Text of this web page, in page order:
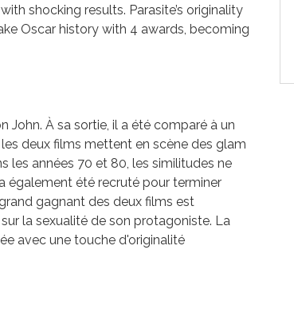
shocking results. Parasite’s originality
Oscar history with 4 awards, becoming
John. À sa sortie, il a été comparé à un
deux films mettent en scène des glam
les années 70 et 80, les similitudes ne
également été recruté pour terminer
gagnant des deux films est
la sexualité de son protagoniste. La
avec une touche d'originalité